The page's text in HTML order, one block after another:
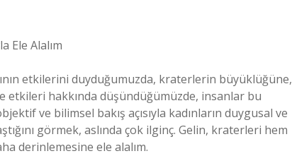
Ele Alalım
etkilerini duyduğumuzda, kraterlerin büyüklüğüne,
etkileri hakkında düşündüğümüzde, insanlar bu
ve bilimsel bakış açısıyla kadınların duygusal ve
görmek, aslında çok ilginç. Gelin, kraterleri hem
derinlemesine ele alalım.